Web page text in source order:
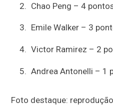
Chao Peng – 4
Emile Walker – 3
Victor Ramirez – 2
Andrea Antonelli – 1
Foto destaque: